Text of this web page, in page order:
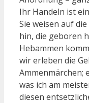
Ihr Handeln ist
Sie weisen auf
hin, die geboren
Hebammen
wir erleben die
Ammenmärchen;
was ich am
diesen